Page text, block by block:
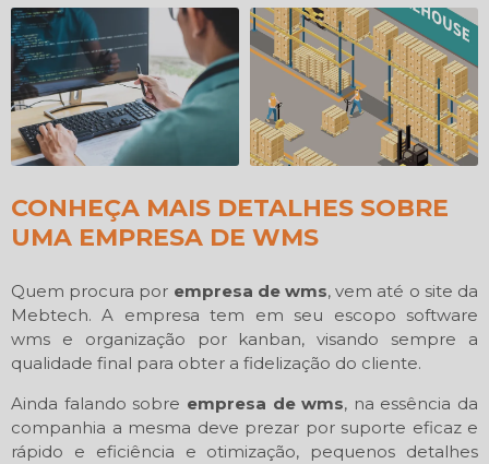
CONHEÇA MAIS DETALHES SOBRE
UMA EMPRESA DE WMS
Quem procura por empresa de wms, vem até o site da
Mebtech. A empresa tem em seu escopo software
wms e organização por kanban, visando sempre a
qualidade final para obter a fidelização do cliente.
Ainda falando sobre empresa de wms, na essência da
companhia a mesma deve prezar por suporte eficaz e
rápido e eficiência e otimização, pequenos detalhes